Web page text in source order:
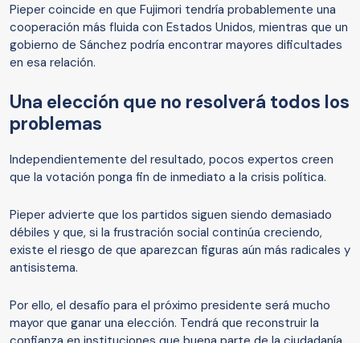
Pieper coincide en que Fujimori tendría probablemente una
cooperación más fluida con Estados Unidos, mientras que un
gobierno de Sánchez podría encontrar mayores dificultades
en esa relación.
Una elección que no resolverá todos los
problemas
Independientemente del resultado, pocos expertos creen
que la votación ponga fin de inmediato a la crisis política.
Pieper advierte que los partidos siguen siendo demasiado
débiles y que, si la frustración social continúa creciendo,
existe el riesgo de que aparezcan figuras aún más radicales y
antisistema.
Por ello, el desafío para el próximo presidente será mucho
mayor que ganar una elección. Tendrá que reconstruir la